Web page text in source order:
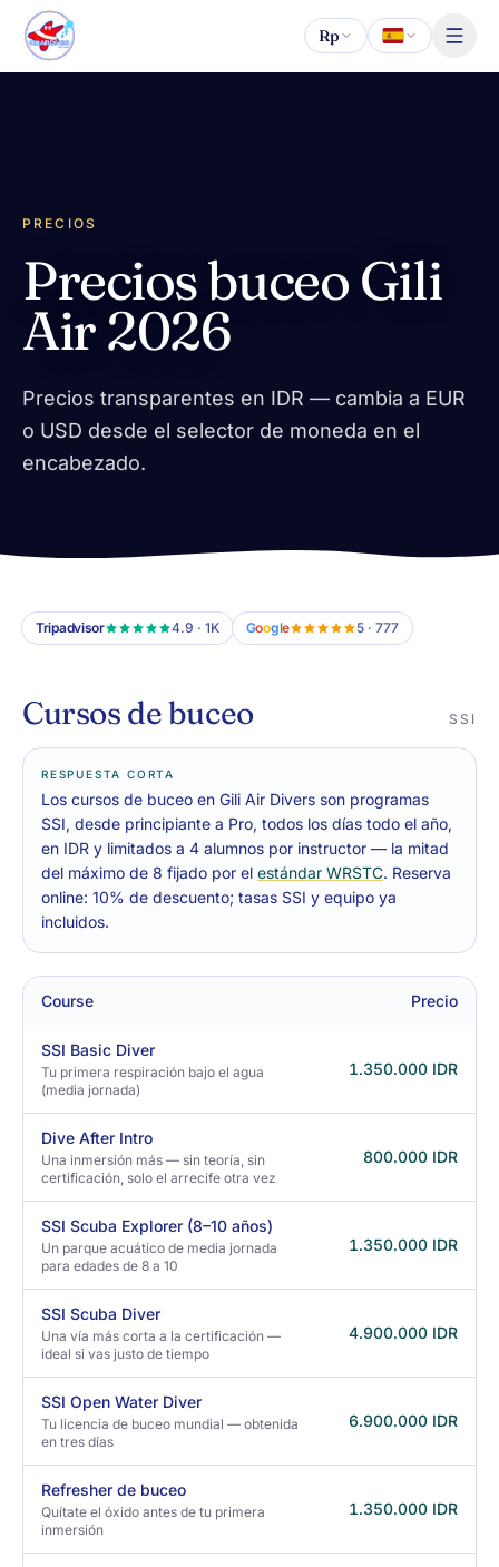
Saltar al contenido
Rp
PRECIOS
Precios buceo Gili
Air 2026
Precios transparentes en IDR — cambia a EUR
o USD desde el selector de moneda en el
encabezado.
Tripadvisor 4.9 · 1K Google 5 · 777
Cursos de buceo SSI
RESPUESTA CORTA
Los cursos de buceo en Gili Air Divers son programas
SSI, desde principiante a Pro, todos los días todo el año,
en IDR y limitados a 4 alumnos por instructor — la mitad
del máximo de 8 fijado por el estándar WRSTC. Reserva
online: 10% de descuento; tasas SSI y equipo ya
incluidos.
Course Precio
SSI Basic Diver
Tu primera respiración bajo el agua
(media jornada)
1.350.000 IDR
Dive After Intro
Una inmersión más — sin teoría, sin
certificación, solo el arrecife otra vez
800.000 IDR
SSI Scuba Explorer (8–10 años)
Un parque acuático de media jornada
para edades de 8 a 10
1.350.000 IDR
SSI Scuba Diver
Una vía más corta a la certificación —
ideal si vas justo de tiempo
4.900.000 IDR
SSI Open Water Diver
Tu licencia de buceo mundial — obtenida
en tres días
6.900.000 IDR
Refresher de buceo
Quítate el óxido antes de tu primera
inmersión
1.350.000 IDR